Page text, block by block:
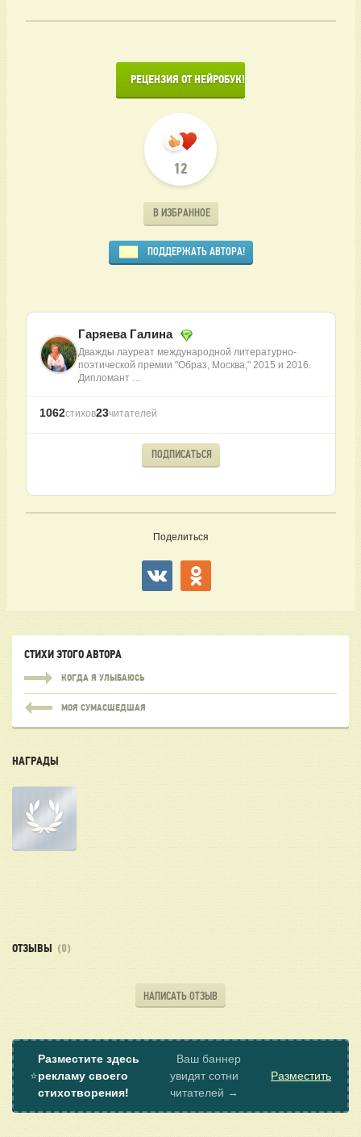
12
В ИЗБРАННОЕ
ПОДДЕРЖАТЬ АВТОРА!
Гаряева Галина
Дважды лауреат международной литературно-
поэтической премии "Образ, Москва," 2015 и 2016.
Дипломант …
1062стихов23читателей
ПОДПИСАТЬСЯ
Поделиться
СТИХИ ЭТОГО АВТОРА
КОГДА Я УЛЫБАЮСЬ
МОЯ СУМАСШЕДШАЯ
НАГРАДЫ
ОТЗЫВЫ (0)
НАПИСАТЬ ОТЗЫВ
⭐
Разместите здесь
рекламу своего
стихотворения!
Ваш баннер
увидят сотни
читателей →
Разместить